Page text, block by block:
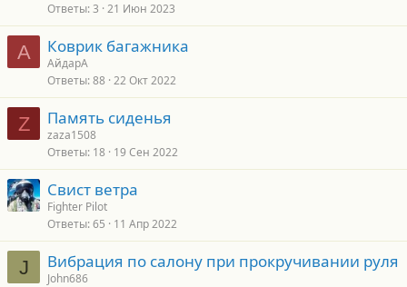
Ответы 3 21 Июн 2023
А Коврик багажника
АйдарА
Ответы 88 22 Окт 2022
Z Память сиденья
zaza1508
Ответы 18 19 Сен 2022
Свист ветра
Fighter Pilot
Ответы 65 11 Апр 2022
J Вибрация по салону при прокручивании руля
John686